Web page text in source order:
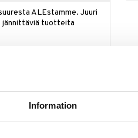
Information
ALEstamme. Juuri
jännittäviä tuotteita